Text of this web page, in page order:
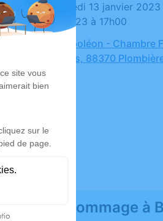
Du vendredi 13 janvier 2023 à 17h30 au lundi 16
janvier 2023 à 17h00
Salon Napoléon - Chambre
des Écoles, 88370
Rendez hommage à